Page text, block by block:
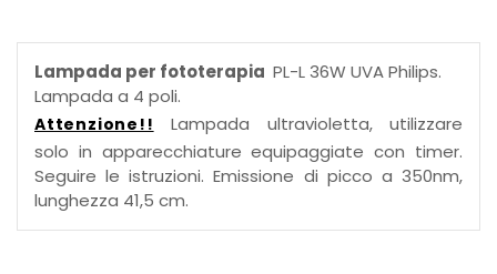
Lampada per fototerapia PL-L 36W UVA Philips.
Lampada a 4 poli.
Attenzione!!
Lampada ultravioletta, utilizzare
solo in apparecchiature equipaggiate con timer.
Seguire le istruzioni. Emissione di picco a 350nm,
lunghezza 41,5 cm.